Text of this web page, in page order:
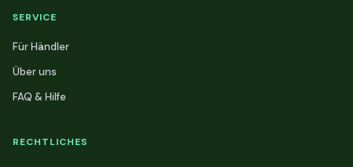
SERVICE
Für Händler
Über uns
FAQ & Hilfe
RECHTLICHES